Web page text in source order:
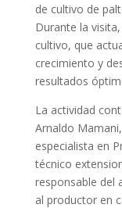
de cultivo de
Durante la
cultivo, que
crecimiento y
resultados
La actividad
Arnaldo
especialista en
técnico
responsable del
al productor en